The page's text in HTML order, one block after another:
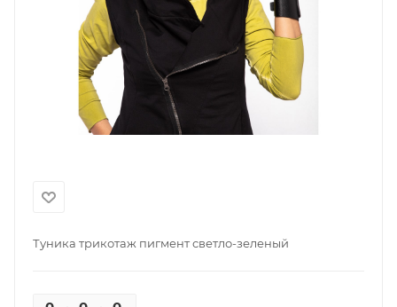
Туника трикотаж пигмент светло-зеленый